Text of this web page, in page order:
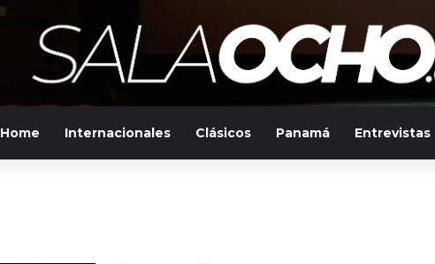
Home Internacionales Clásicos Panamá Entrevistas